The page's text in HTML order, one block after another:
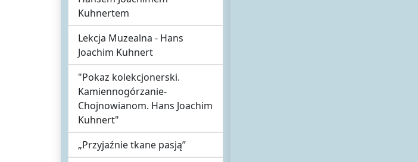
Kuhnertem
Lekcja Muzealna - Hans
Joachim Kuhnert
"Pokaz kolekcjonerski.
Kamiennogórzanie-
Chojnowianom. Hans Joachim
Kuhnert"
„Przyjaźnie tkane pasją”